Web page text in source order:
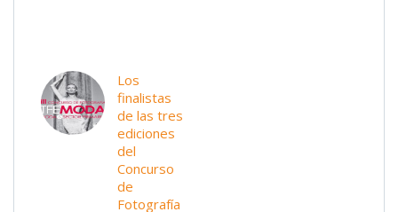
Los
finalistas
de las tres
ediciones
del
Concurso
de
Fotografía